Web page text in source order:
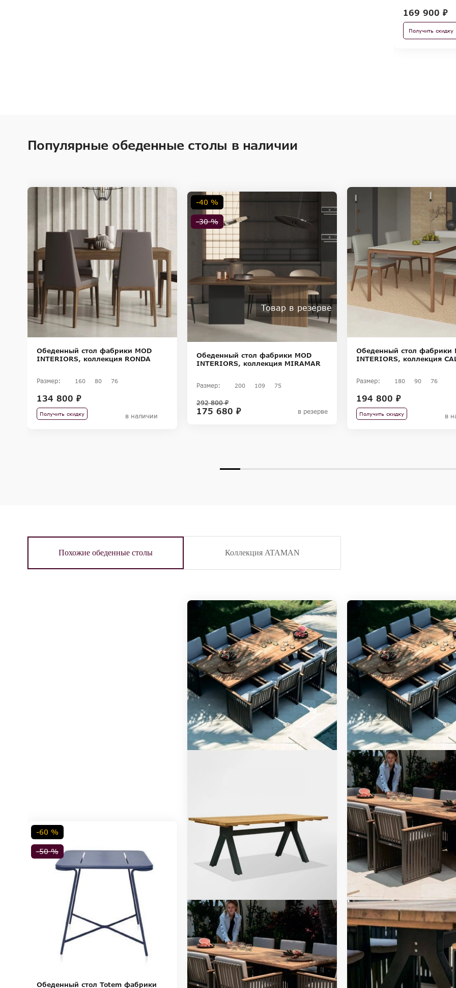
169 900 ₽
Получить скидку
Популярные обеденные столы в наличии
Обеденный стол фабрики MOD
INTERIORS, коллекция RONDA
Размер: 160 80 76
134 800 ₽
Получить скидку в наличии
-30 %
-40 %
Товар в резерве
Обеденный стол фабрики MOD
INTERIORS, коллекция MIRAMAR
Размер: 200 109 75
175 680 ₽
292 800 ₽
в резерве
Обеденный стол фабрики
INTERIORS, коллекция
Размер: 180 90 76
194 800 ₽
Получить скидку в
Похожие обеденные столы Коллекция ATAMAN
-50 %
-60 %
Обеденный стол Totem фабрики